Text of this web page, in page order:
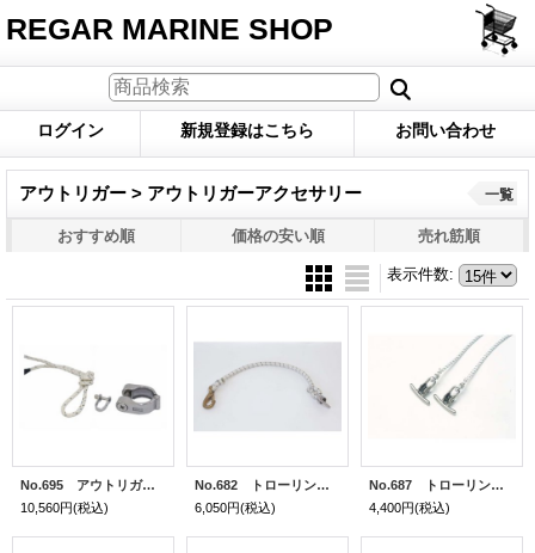
REGAR MARINE SHOP
ログイン 新規登録はこちら お問い合わせ
アウトリガー > アウトリガーアクセサリー 一覧
おすすめ順 価格の安い順 売れ筋順
表示件数:
No.695 アウトリガー補助ロープセット
10,560円(税込)
No.682 トローリングリードキット用ショックコード(両端金具付)
6,050円(税込)
No.687 トローリングキット用角付きブロック(1個)
4,400円(税込)